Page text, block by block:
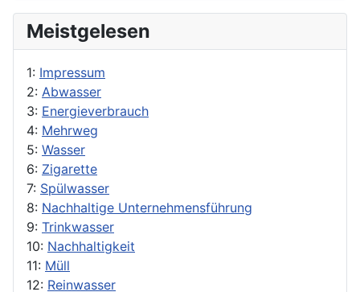
Meistgelesen
1: Impressum
2: Abwasser
3: Energieverbrauch
4: Mehrweg
5: Wasser
6: Zigarette
7: Spülwasser
8: Nachhaltige Unternehmensführung
9: Trinkwasser
10: Nachhaltigkeit
11: Müll
12: Reinwasser